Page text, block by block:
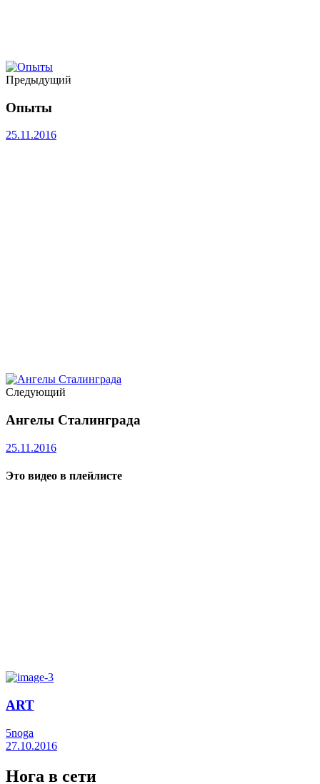
Предыдущий
Опыты
25.11.2016
Следующий
Ангелы Сталинграда
25.11.2016
Это видео в плейлисте
ART
5noga
27.10.2016
Нога в сети